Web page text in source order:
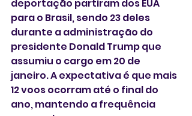
deportação partiram dos EUA
para o Brasil, sendo 23 deles
durante a administração do
presidente Donald Trump que
assumiu o cargo em 20 de
janeiro. A expectativa é que mais
12 voos ocorram até o final do
ano, mantendo a frequência